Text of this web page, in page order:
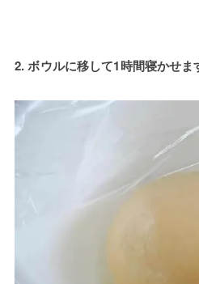
2. ボウルに移して1時間寝かせま